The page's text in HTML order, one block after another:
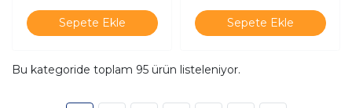
Sepete Ekle Sepete Ekle
Bu kategoride toplam 95 ürün listeleniyor.